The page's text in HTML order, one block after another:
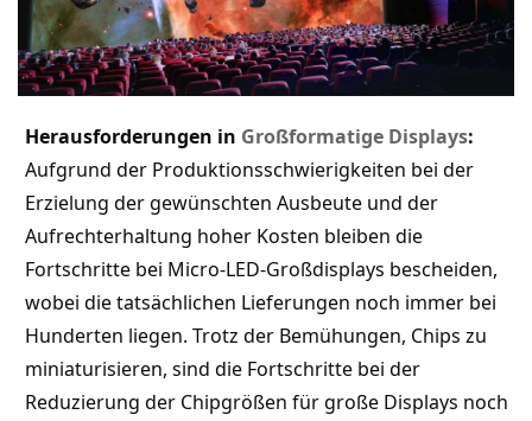
Herausforderungen in Großformatige Displays:
Aufgrund der Produktionsschwierigkeiten bei der
Erzielung der gewünschten Ausbeute und der
Aufrechterhaltung hoher Kosten bleiben die
Fortschritte bei Micro-LED-Großdisplays bescheiden,
wobei die tatsächlichen Lieferungen noch immer bei
Hunderten liegen. Trotz der Bemühungen, Chips zu
miniaturisieren, sind die Fortschritte bei der
Reduzierung der Chipgrößen für große Displays noch